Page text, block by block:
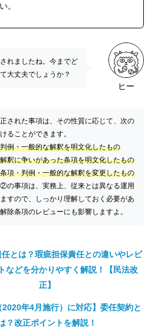
。
ヒー
れましたね。今までど
大丈夫でしょうか？
された事項は、その性質に応じて、次の
ることができます。
例・一般的な解釈を明文化したもの
釈に争いがあった条項を明文化したもの
項・判例・一般的な解釈を変更したもの
の事項は、実務上、従来とは異なる運用
すので、しっかり理解しておく必要があ
除条項のレビューにも影響しますよ。
とは？瑕疵担保責任との違いやレビ
などを分かりやすく解説！【民法改
正】
2020年4月施行）に対応】委任契約と
？改正ポイントを解説！